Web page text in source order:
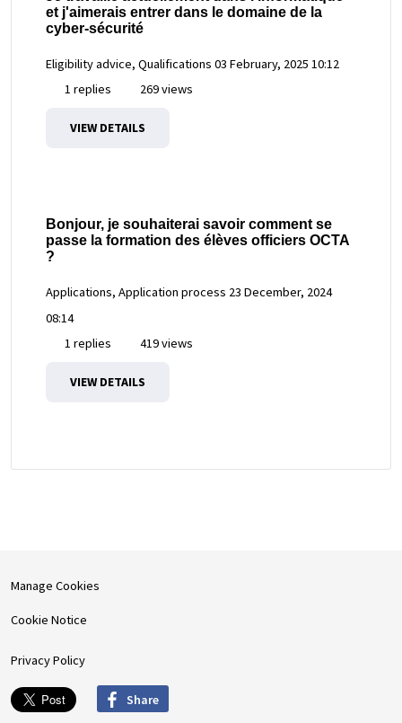
et j'aimerais entrer dans le domaine de la
cyber-sécurité
Eligibility advice, Qualifications 03 February, 2025 10:12
1 replies
269 views
VIEW DETAILS
Bonjour, je souhaiterai savoir comment se
passe la formation des élèves officiers OCTA
?
Applications, Application process 23 December, 2024
08:14
1 replies
419 views
VIEW DETAILS
Manage Cookies
Cookie Notice
Privacy Policy
Share